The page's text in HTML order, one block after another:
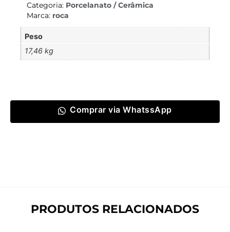
Categoria: Porcelanato / Cerâmica
Marca: roca
Peso
17,46 kg
Comprar via WhatssApp
PRODUTOS RELACIONADOS